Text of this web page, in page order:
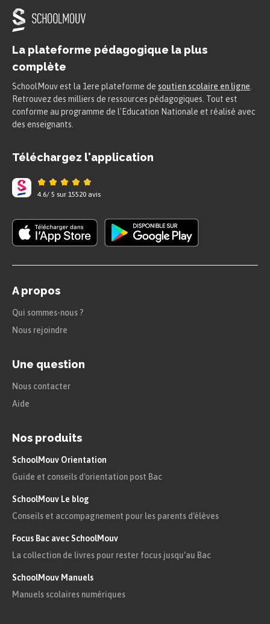
La plateforme pédagogique la plus
complète
SchoolMouv est la 1ere plateforme de soutien scolaire en ligne
Retrouvez des milliers de ressources pédagogiques. Tout est
conforme au programme de l'Education Nationale et réalisé avec
des enseignants.
Téléchargez l'application
4.6/ 5 sur 15520 avis
A propos
Qui sommes-nous ?
Nous rejoindre
Une question
Nous contacter
Aide
Nos produits
SchoolMouv Orientation
Guide et conseils d'orientation post Bac
SchoolMouv Le blog
Conseils et accompagnement pour les parents d'élèves
Focus Bac avec SchoolMouv
La collection de livres pour rester focus jusqu'au Bac
SchoolMouv Manuels
Manuels scolaires numériques